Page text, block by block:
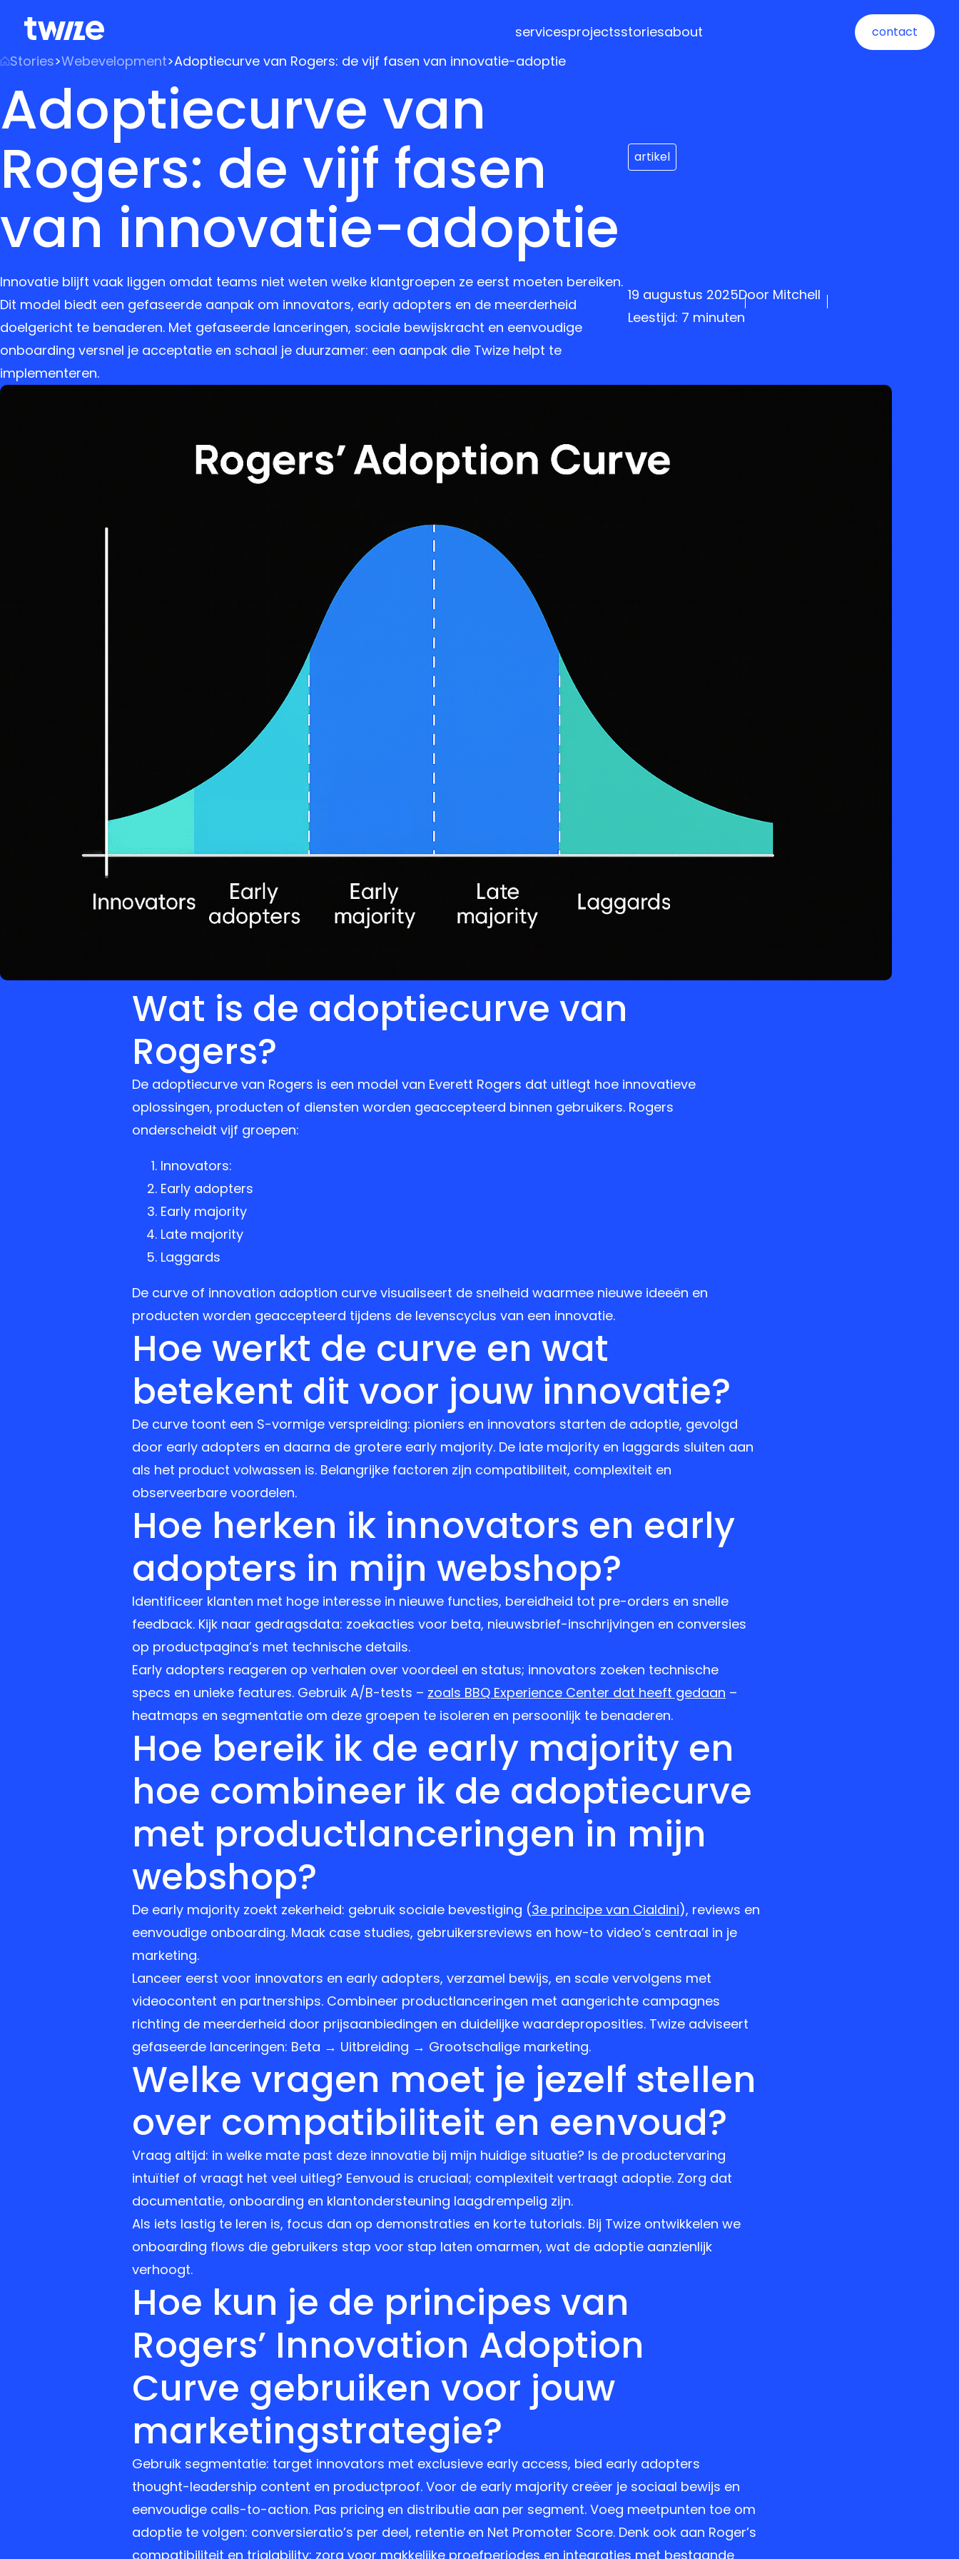
servicesprojectsstoriesabout contact
Stories>Webevelopment>Adoptiecurve van Rogers: de vijf fasen van innovatie-adoptie
Adoptiecurve van
Rogers: de vijf fasen
van innovatie-adoptie
Innovatie blijft vaak liggen omdat teams niet weten welke klantgroepen ze eerst moeten bereiken.
Dit model biedt een gefaseerde aanpak om innovators, early adopters en de meerderheid
doelgericht te benaderen. Met gefaseerde lanceringen, sociale bewijskracht en eenvoudige
onboarding versnel je acceptatie en schaal je duurzamer: een aanpak die Twize helpt te
implementeren.
artikel
19 augustus 2025Door Mitchell
Leestijd: 7 minuten
Wat is de adoptiecurve van
Rogers?
De adoptiecurve van Rogers is een model van Everett Rogers dat uitlegt hoe innovatieve
oplossingen, producten of diensten worden geaccepteerd binnen gebruikers. Rogers
onderscheidt vijf groepen:
Innovators:
Early adopters
Early majority
Late majority
Laggards
De curve of innovation adoption curve visualiseert de snelheid waarmee nieuwe ideeën en
producten worden geaccepteerd tijdens de levenscyclus van een innovatie.
Hoe werkt de curve en wat
betekent dit voor jouw innovatie?
De curve toont een S-vormige verspreiding: pioniers en innovators starten de adoptie, gevolgd
door early adopters en daarna de grotere early majority. De late majority en laggards sluiten aan
als het product volwassen is. Belangrijke factoren zijn compatibiliteit, complexiteit en
observeerbare voordelen.
Hoe herken ik innovators en early
adopters in mijn webshop?
Identificeer klanten met hoge interesse in nieuwe functies, bereidheid tot pre-orders en snelle
feedback. Kijk naar gedragsdata: zoekacties voor beta, nieuwsbrief-inschrijvingen en conversies
op productpagina’s met technische details.
Early adopters reageren op verhalen over voordeel en status; innovators zoeken technische
specs en unieke features. Gebruik A/B-tests – zoals BBQ Experience Center dat heeft gedaan –
heatmaps en segmentatie om deze groepen te isoleren en persoonlijk te benaderen.
Hoe bereik ik de early majority en
hoe combineer ik de adoptiecurve
met productlanceringen in mijn
webshop?
De early majority zoekt zekerheid: gebruik sociale bevestiging (3e principe van Cialdini), reviews en
eenvoudige onboarding. Maak case studies, gebruikersreviews en how-to video’s centraal in je
marketing.
Lanceer eerst voor innovators en early adopters, verzamel bewijs, en scale vervolgens met
videocontent en partnerships. Combineer productlanceringen met aangerichte campagnes
richting de meerderheid door prijsaanbiedingen en duidelijke waardeproposities. Twize adviseert
gefaseerde lanceringen: Beta → Uitbreiding → Grootschalige marketing.
Welke vragen moet je jezelf stellen
over compatibiliteit en eenvoud?
Vraag altijd: in welke mate past deze innovatie bij mijn huidige situatie? Is de productervaring
intuïtief of vraagt het veel uitleg? Eenvoud is cruciaal; complexiteit vertraagt adoptie. Zorg dat
documentatie, onboarding en klantondersteuning laagdrempelig zijn.
Als iets lastig te leren is, focus dan op demonstraties en korte tutorials. Bij Twize ontwikkelen we
onboarding flows die gebruikers stap voor stap laten omarmen, wat de adoptie aanzienlijk
verhoogt.
Hoe kun je de principes van
Rogers’ Innovation Adoption
Curve gebruiken voor jouw
marketingstrategie?
Gebruik segmentatie: target innovators met exclusieve early access, bied early adopters
thought-leadership content en productproof. Voor de early majority creëer je sociaal bewijs en
eenvoudige calls-to-action. Pas pricing en distributie aan per segment. Voeg meetpunten toe om
adoptie te volgen: conversieratio’s per deel, retentie en Net Promoter Score. Denk ook aan Roger’s
compatibiliteit en trialability: zorg voor makkelijke proefperiodes en integraties met bestaande